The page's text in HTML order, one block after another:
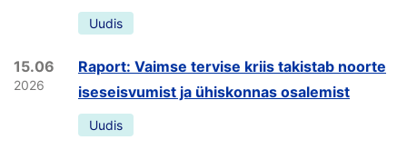
Uudis
15.06
2026
Raport: Vaimse tervise kriis takistab noorte
iseseisvumist ja ühiskonnas osalemist
Uudis